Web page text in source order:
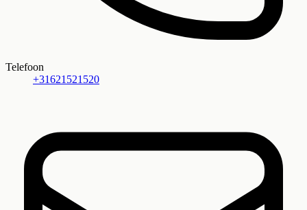
Telefoon
+31621521520